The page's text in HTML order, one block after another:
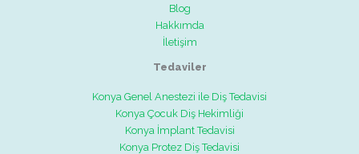
Blog
Hakkımda
İletişim
Tedaviler
Konya Genel Anestezi ile Diş Tedavisi
Konya Çocuk Diş Hekimliği
Konya İmplant Tedavisi
Konya Protez Diş Tedavisi